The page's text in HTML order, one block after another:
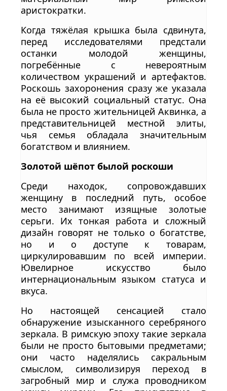
аристократки.
Когда тяжёлая крышка была сдвинута,
перед исследователями предстали
останки молодой женщины,
погребённые с невероятным
количеством украшений и артефактов.
Роскошь захоронения сразу же указала
на её высокий социальный статус. Она
была не просто жительницей Аквинка, а
представительницей местной элиты,
чья семья обладала значительным
богатством и влиянием.
Золотой шёпот былой роскоши
Среди находок, сопровождавших
женщину в последний путь, особое
место занимают изящные золотые
серьги. Их тонкая работа и сложный
дизайн говорят не только о богатстве,
но и о доступе к товарам,
циркулировавшим по всей империи.
Ювелирное искусство было
интернациональным языком статуса и
вкуса.
Но настоящей сенсацией стало
обнаружение изысканного серебряного
зеркала. В римскую эпоху такие зеркала
были не просто бытовыми предметами;
они часто наделялись сакральным
смыслом, символизируя переход в
загробный мир и служа проводником